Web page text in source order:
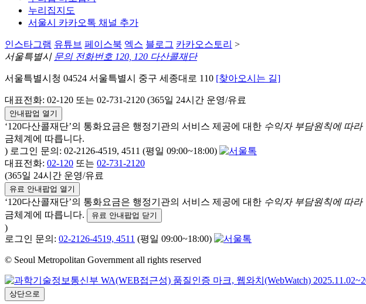
누리집지도
서울시 카카오톡 채널 추가
인스타그램 유튜브 페이스북 엑스 블로그 카카오스토리 >
서울특별시 문의 전화번호 120, 120 다산콜재단
서울특별시청 04524 서울특별시 중구 세종대로 110 [찾아오시는 길]
대표전화: 02-120 또는 02-731-2120 (365일 24시간 운영/유료
안내팝업 열기
‘120다산콜재단’의 통화요금은 행정기관의 서비스 제공에 대한 수익자 부담원칙에 따라
금체계에 따릅니다.
) 로그인 문의: 02-2126-4519, 4511 (평일 09:00~18:00)
대표전화: 02-120 또는 02-731-2120
(365일 24시간 운영/유료
유료 안내팝업 열기
‘120다산콜재단’의 통화요금은 행정기관의 서비스 제공에 대한 수익자 부담원칙에 따라
금체계에 따릅니다.
유료 안내팝업 닫기
)
로그인 문의: 02-2126-4519, 4511 (평일 09:00~18:00)
© Seoul Metropolitan Government all rights reserved
상단으로